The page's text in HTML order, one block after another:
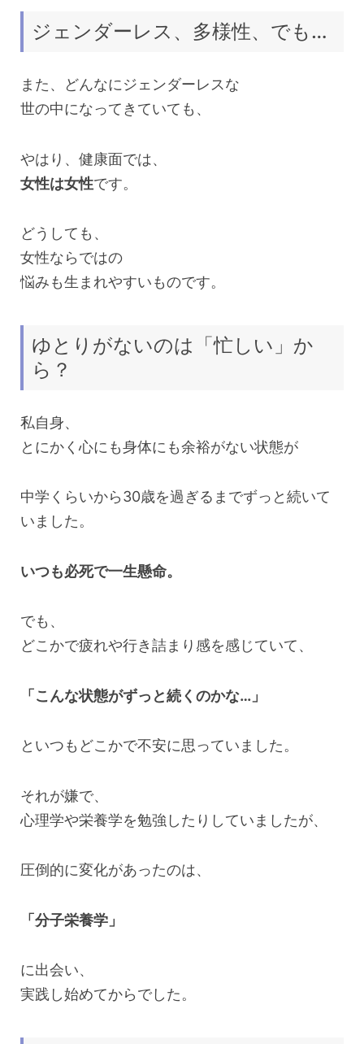
ジェンダーレス、多様性、でも…
また、どんなにジェンダーレスな
世の中になってきていても、
やはり、健康面では、
女性は女性です。
どうしても、
女性ならではの
悩みも生まれやすいものです。
ゆとりがないのは「忙しい」か
ら？
私自身、
とにかく心にも身体にも余裕がない状態が
中学くらいから30歳を過ぎるまでずっと続いて
いました。
いつも必死で一生懸命。
でも、
どこかで疲れや行き詰まり感を感じていて、
「こんな状態がずっと続くのかな…」
といつもどこかで不安に思っていました。
それが嫌で、
心理学や栄養学を勉強したりしていましたが、
圧倒的に変化があったのは、
「分子栄養学」
に出会い、
実践し始めてからでした。